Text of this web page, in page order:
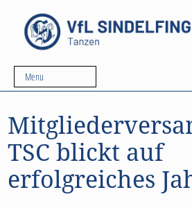
Menu
TSC blickt auf
erfolgreiches